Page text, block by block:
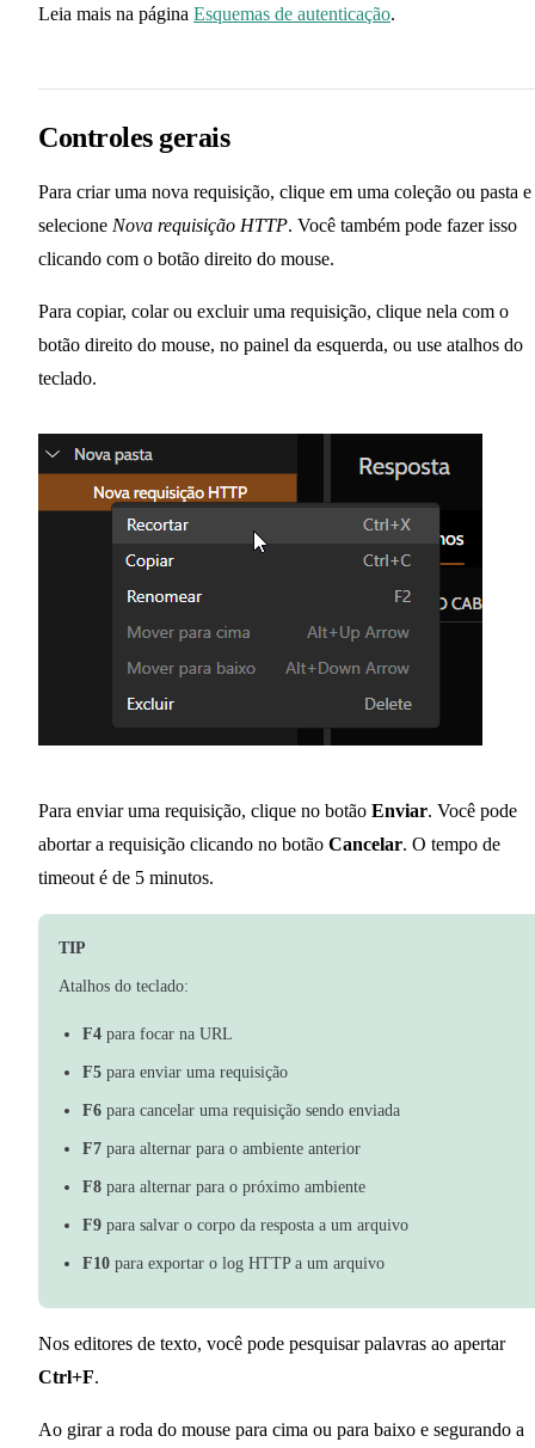
Leia mais na página Esquemas de autenticação.
Controles gerais
Para criar uma nova requisição, clique em uma coleção ou pasta e
selecione Nova requisição HTTP. Você também pode fazer isso
clicando com o botão direito do mouse.
Para copiar, colar ou excluir uma requisição, clique nela com o
botão direito do mouse, no painel da esquerda, ou use atalhos do
teclado.
Para enviar uma requisição, clique no botão Enviar. Você pode
abortar a requisição clicando no botão Cancelar. O tempo de
timeout é de 5 minutos.
TIP
Atalhos do teclado:
F4 para focar na URL
F5 para enviar uma requisição
F6 para cancelar uma requisição sendo enviada
F7 para alternar para o ambiente anterior
F8 para alternar para o próximo ambiente
F9 para salvar o corpo da resposta a um arquivo
F10 para exportar o log HTTP a um arquivo
Nos editores de texto, você pode pesquisar palavras ao apertar
Ctrl+F.
Ao girar a roda do mouse para cima ou para baixo e segurando a